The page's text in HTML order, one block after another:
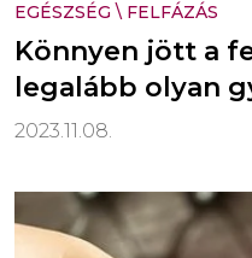
EGÉSZSÉG \ FELFÁZÁS
Könnyen jött a
legalább olyan
2023.11.08.